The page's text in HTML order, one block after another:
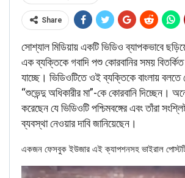
FACT CHECK
When NewsMobile fact-checked the
claim to be fake.
through Reverse Image Search, we an
Share
সোশ্যাল মিডিয়ায় একটি ভিডিও ব্যাপকভাবে
এক ব্যক্তিকে গবাদি পশু কোরবানির সময়
যাচ্ছে। ভিডিওটিতে ওই ব্যক্তিকে বাংলায় বলতে
“শুভেন্দু অধিকারীর মা”-কে কোরবানি দিচ্ছেন।
করেছেন যে ভিডিওটি পশ্চিমবঙ্গের এবং তাঁরা
ব্যবস্থা নেওয়ার দাবি জানিয়েছেন।
একজন ফেসবুক ইউজার এই ক্যাপশনসহ ভাইরাল